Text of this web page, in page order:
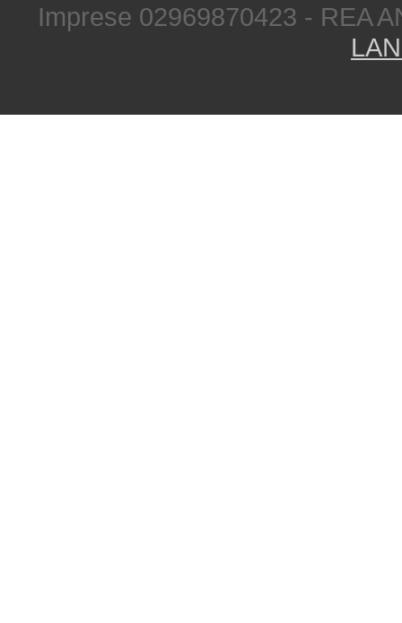
Imprese 02969870423 - REA